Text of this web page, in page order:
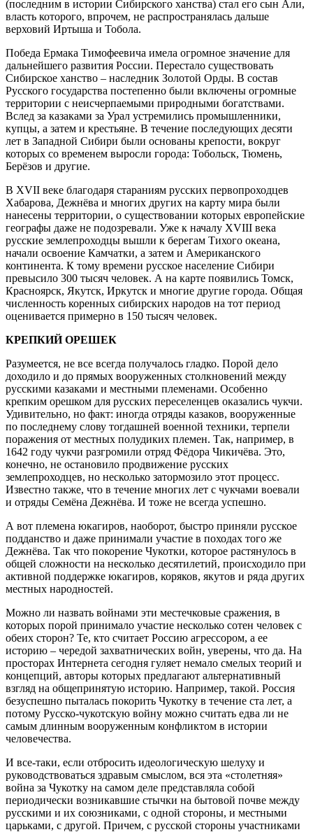
(последним в истории Сибирского ханства) стал его сын Али,
власть которого, впрочем, не распространялась дальше
верховий Иртыша и Тобола.
Победа Ермака Тимофеевича имела огромное значение для
дальнейшего развития России. Перестало существовать
Сибирское ханство – наследник Золотой Орды. В состав
Русского государства постепенно были включены огромные
территории с неисчерпаемыми природными богатствами.
Вслед за казаками за Урал устремились промышленники,
купцы, а затем и крестьяне. В течение последующих десяти
лет в Западной Сибири были основаны крепости, вокруг
которых со временем выросли города: Тобольск, Тюмень,
Берёзов и другие.
В XVII веке благодаря стараниям русских первопроходцев
Хабарова, Дежнёва и многих других на карту мира были
нанесены территории, о существовании которых европейские
географы даже не подозревали. Уже к началу XVIII века
русские землепроходцы вышли к берегам Тихого океана,
начали освоение Камчатки, а затем и Американского
континента. К тому времени русское население Сибири
превысило 300 тысяч человек. А на карте появились Томск,
Красноярск, Якутск, Иркутск и многие другие города. Общая
численность коренных сибирских народов на тот период
оценивается примерно в 150 тысяч человек.
КРЕПКИЙ ОРЕШЕК
Разумеется, не все всегда получалось гладко. Порой дело
доходило и до прямых вооруженных столкновений между
русскими казаками и местными племенами. Особенно
крепким орешком для русских переселенцев оказались чукчи.
Удивительно, но факт: иногда отряды казаков, вооруженные
по последнему слову тогдашней военной техники, терпели
поражения от местных полудиких племен. Так, например, в
1642 году чукчи разгромили отряд Фёдора Чикичёва. Это,
конечно, не остановило продвижение русских
землепроходцев, но несколько затормозило этот процесс.
Известно также, что в течение многих лет с чукчами воевали
и отряды Семёна Дежнёва. И тоже не всегда успешно.
А вот племена юкагиров, наоборот, быстро приняли русское
подданство и даже принимали участие в походах того же
Дежнёва. Так что покорение Чукотки, которое растянулось в
общей сложности на несколько десятилетий, происходило при
активной поддержке юкагиров, коряков, якутов и ряда других
местных народностей.
Можно ли назвать войнами эти местечковые сражения, в
которых порой принимало участие несколько сотен человек с
обеих сторон? Те, кто считает Россию агрессором, а ее
историю – чередой захватнических войн, уверены, что да. На
просторах Интернета сегодня гуляет немало смелых теорий и
концепций, авторы которых предлагают альтернативный
взгляд на общепринятую историю. Например, такой. Россия
безуспешно пыталась покорить Чукотку в течение ста лет, а
потому Русско-чукотскую войну можно считать едва ли не
самым длинным вооруженным конфликтом в истории
человечества.
И все-таки, если отбросить идеологическую шелуху и
руководствоваться здравым смыслом, вся эта «столетняя»
война за Чукотку на самом деле представляла собой
периодически возникавшие стычки на бытовой почве между
русскими и их союзниками, с одной стороны, и местными
царьками, с другой. Причем, с русской стороны участниками